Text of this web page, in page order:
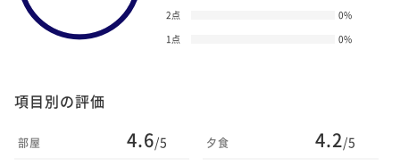
2点
0%
1点
0%
項目別の評価
部屋 4.6/5 夕食 4.2/5